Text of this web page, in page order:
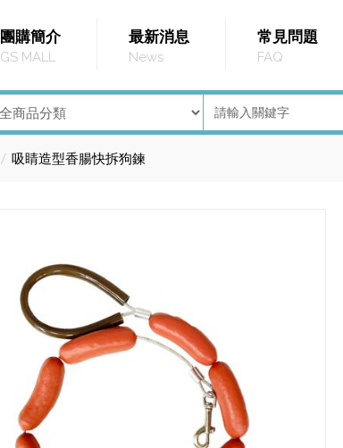
團購簡介
GS MALL
最新消息
News
常見問題
FAQ
吸睛造型香腸快拆狗鍊